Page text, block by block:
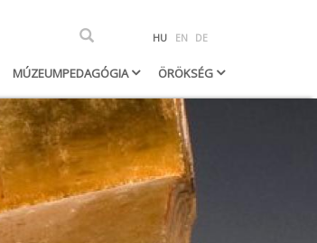
HU EN DE
Keresés
MÚZEUMPEDAGÓGIA ÖRÖKSÉG